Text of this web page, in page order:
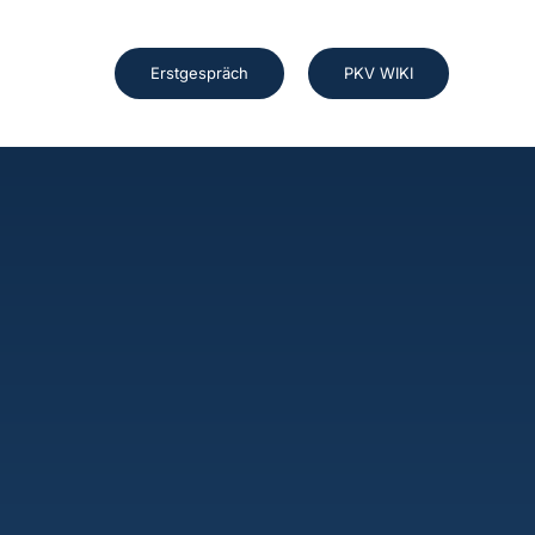
Erstgespräch PKV WIKI